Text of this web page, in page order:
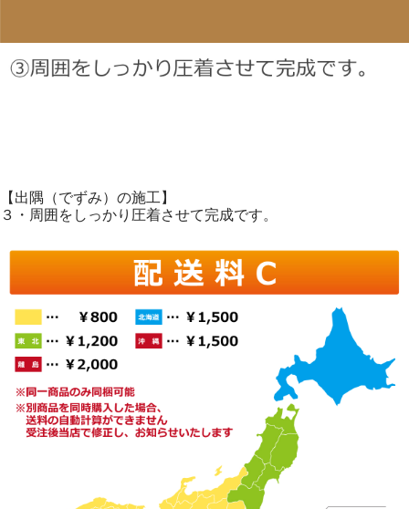
【出隅（でずみ）の施工】
３・周囲をしっかり圧着させて完成です。